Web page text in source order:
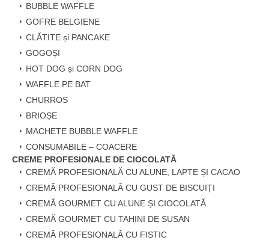
BUBBLE WAFFLE
GOFRE BELGIENE
CLĂTITE și PANCAKE
GOGOȘI
HOT DOG și CORN DOG
WAFFLE PE BAT
CHURROS
BRIOȘE
MACHETE BUBBLE WAFFLE
CONSUMABILE – COACERE
CREME PROFESIONALE DE CIOCOLATĂ
CREMĂ PROFESIONALĂ CU ALUNE, LAPTE ȘI CACAO
CREMĂ PROFESIONALĂ CU GUST DE BISCUIȚI
CREMĂ GOURMET CU ALUNE ȘI CIOCOLATĂ
CREMĂ GOURMET CU TAHINI DE SUSAN
CREMĂ PROFESIONALĂ CU FISTIC